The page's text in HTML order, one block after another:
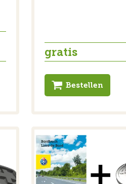
gratis
Bestellen